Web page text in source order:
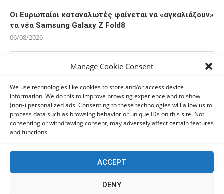
Manage Cookie Consent
We use technologies like cookies to store and/or access device
information. We do this to improve browsing experience and to show
(non-) personalized ads. Consenting to these technologies will allow us to
process data such as browsing behavior or unique IDs on this site. Not
consenting or withdrawing consent, may adversely affect certain features
and functions.
ACCEPT
DENY
Οι Ευρωπαίοι καταναλωτές φαίνεται να «αγκαλιάζουν»
τα νέα Samsung Galaxy Z Fold8
06/08/2026
Οι χρήστες Mac είναι περισσότερο εκτεθειμένοι σε
προστασίας
06/08/2026
Πόλη Χρυσοχούς: Σε εξέλιξη η ενοποίηση τεσσάρων
06/08/2026
ΕΟΑ Πάφου: Δικαστικά εντάλματα εκκένωσης για